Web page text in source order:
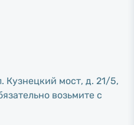
Кузнецкий мост, д. 21/5,
возьмите с